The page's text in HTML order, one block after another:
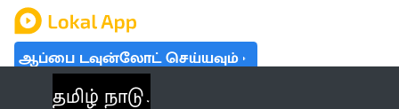
ஆப்பை டவுன்லோட் செய்யவும்
தமிழ் நாடு